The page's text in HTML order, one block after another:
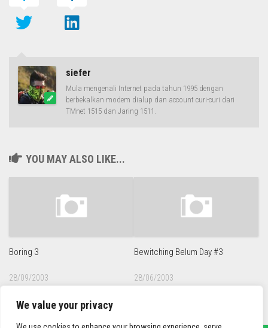
We value your privacy
siefer
Mula mengenali Internet pada tahun 1995 dengan
berbekalkan modem dialup dan account curi-curi dari
TMnet 1515 dan Jaring 1511.
YOU MAY ALSO LIKE...
Boring 3
28/09/2003
Bewitching Belum Day #3
28/06/2003